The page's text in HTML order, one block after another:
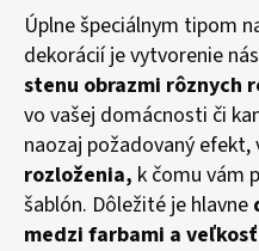
Úplne špeciálnym tipom
dekorácií je vytvorenie
stenu obrazmi rôznych
vo vašej domácnosti či
naozaj požadovaný
rozloženia, k čomu vám
šablón. Dôležité je hlavne
medzi farbami a